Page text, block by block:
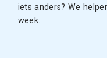
iets anders? We
week.